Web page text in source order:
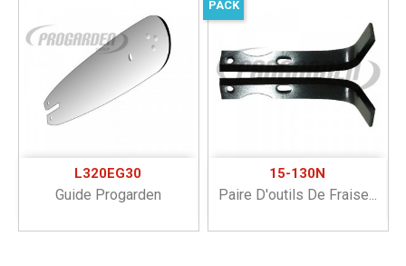
L320EG30
Guide Progarden
15-130N
Paire D'outils De Fraise...
PACK